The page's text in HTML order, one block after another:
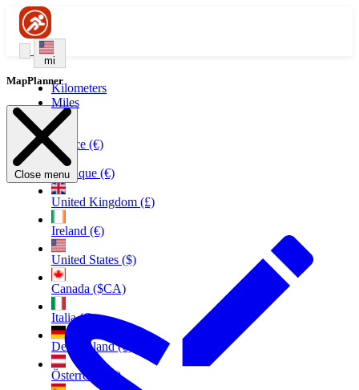
mi
Kilometers
Miles
France (€)
Belgique (€)
United Kingdom (£)
Ireland (€)
United States ($)
Canada ($CA)
Italia (€)
Deutschland (€)
Österreich (€)
MapPlanner
Close menu